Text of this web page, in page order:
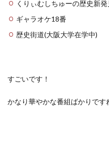
くりぃむしちゅーの歴史新
ギャラオケ18番
歴史街道(大阪大学在学中)
すごいです！
かなり華やかな番組ばかりです